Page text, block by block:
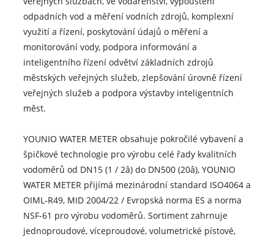
odpadních vod a měření vodních zdrojů, komplexní
využití a řízení, poskytování údajů o měření a
monitorování vody, podpora informování a
inteligentního řízení odvětví základních zdrojů
městských veřejných služeb, zlepšování úrovně řízení
veřejných služeb a podpora výstavby inteligentních
měst.
YOUNIO WATER METER obsahuje pokročilé vybavení a
špičkové technologie pro výrobu celé řady kvalitních
vodoměrů od DN15 (1 / 2â) do DN500 (20â), YOUNIO
WATER METER přijímá mezinárodní standard ISO4064 a
OIML-R49, MID 2004/22 / Evropská norma ES a norma
NSF-61 pro výrobu vodoměrů. Sortiment zahrnuje
jednoproudové, víceproudové, volumetrické pístové,